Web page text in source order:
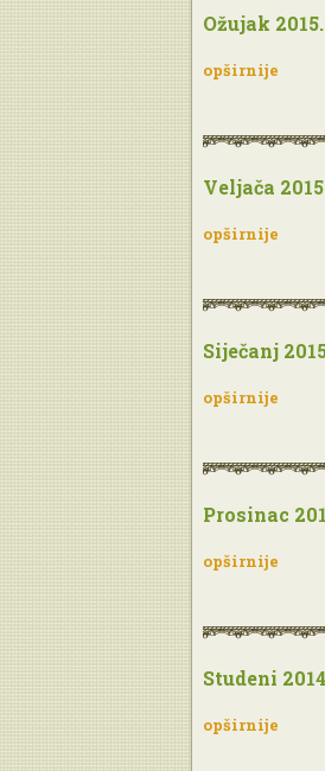
Ožujak 2015.
opširnije
Veljača 2015
opširnije
Siječanj
opširnije
Prosinac
opširnije
Studeni
opširnije